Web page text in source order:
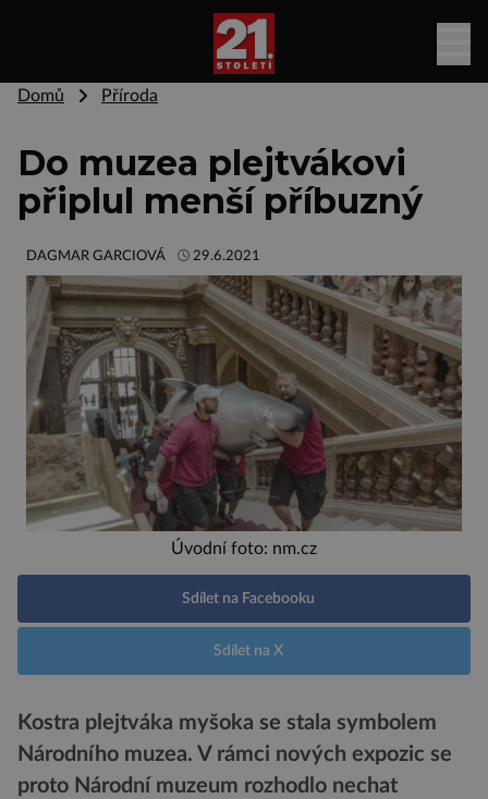
Domů Příroda
Do muzea plejtvákovi
připlul menší příbuzný
DAGMAR GARCIOVÁ 29.6.2021
Úvodní foto: nm.cz
Sdílet na Facebooku
Sdílet na X
Kostra plejtváka myšoka se stala symbolem
Národního muzea. V rámci nových expozic se
proto Národní muzeum rozhodlo nechat